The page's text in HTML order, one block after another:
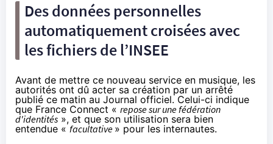
Des données personnelles
automatiquement croisées avec
les fichiers de l’INSEE
Avant de mettre ce nouveau service en musique, les
autorités ont dû acter sa création par un arrêté
publié ce matin au Journal officiel. Celui-ci indique
que France Connect « repose sur une fédération
d'identités », et que son utilisation sera bien
entendue « facultative » pour les internautes.